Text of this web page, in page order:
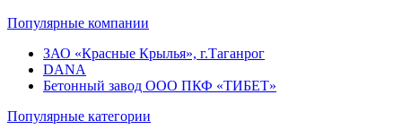
Популярные компании
ЗАО «Красные Крылья», г.Таганрог
DANA
Бетонный завод ООО ПКФ «ТИБЕТ»
Популярные категории